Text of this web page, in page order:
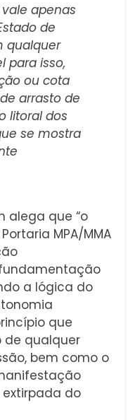
apenas
de
qualquer
para isso,
ou cota
arrasto de
litoral dos
se mostra
alega que “o
MPA/MMA
a lógica do
que
de qualquer
bem como o
do